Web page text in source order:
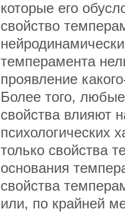
которые его
свойство
темперамента
проявление
Более того,
свойства влияют
психологических
только свойства
основания
свойства
или, по крайней